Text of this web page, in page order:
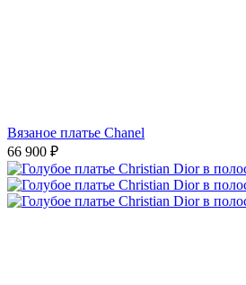
Вязаное платье Chanel
66 900 ₽